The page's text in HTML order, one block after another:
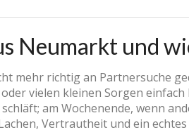
Neumarkt und
mehr richtig an Partnersuche
vielen kleinen Sorgen
am Wochenende, wenn
Vertrautheit und ein